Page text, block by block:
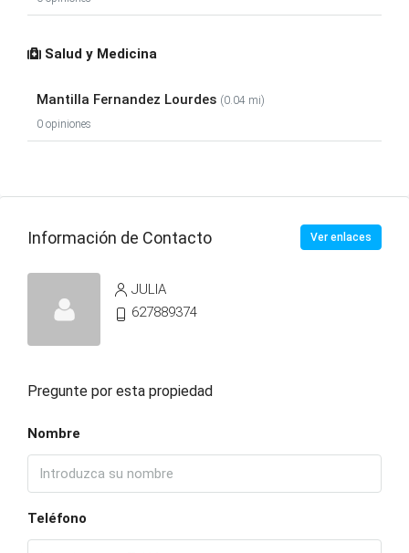
Salud y Medicina
Mantilla Fernandez Lourdes (0.04 mi)
0 opiniones
Información de Contacto Ver enlaces
JULIA
627889374
Pregunte por esta propiedad
Nombre
Teléfono